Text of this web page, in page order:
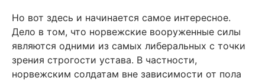
Но вот здесь и начинается самое интересное.
Дело в том, что норвежские вооруженные силы
являются одними из самых либеральных с точки
зрения строгости устава. В частности,
норвежским солдатам вне зависимости от пола